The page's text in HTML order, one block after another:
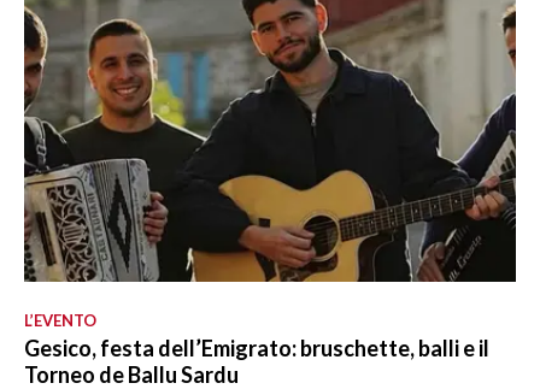
L’EVENTO
Gesico, festa dell’Emigrato: bruschette, balli e il
Torneo de Ballu Sardu